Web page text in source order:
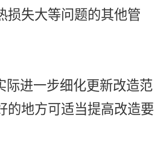
损失大等问题的其他管
进一步细化更新改造范
的地方可适当提高改造要